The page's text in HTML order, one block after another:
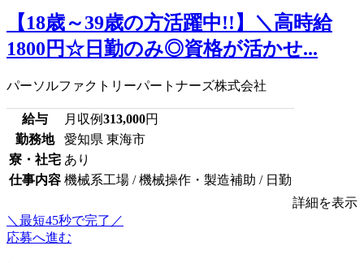
【18歳～39歳の方活躍中!!】＼高時給
1800円☆日勤のみ◎資格が活かせ...
パーソルファクトリーパートナーズ株式会社
給与 月収例313,000円
勤務地
愛知県 東海市
寮・社宅 あり
仕事内容 機械系工場 / 機械操作・製造補助 / 日勤
詳細を表示
＼最短45秒で完了／
応募へ進む